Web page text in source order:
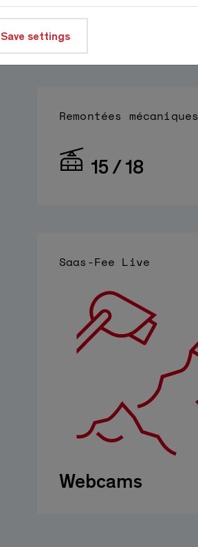
À 1800m
Source:
Remontées mécaniques
15 / 18
Saas-Fee Live
Webcams
Save settings